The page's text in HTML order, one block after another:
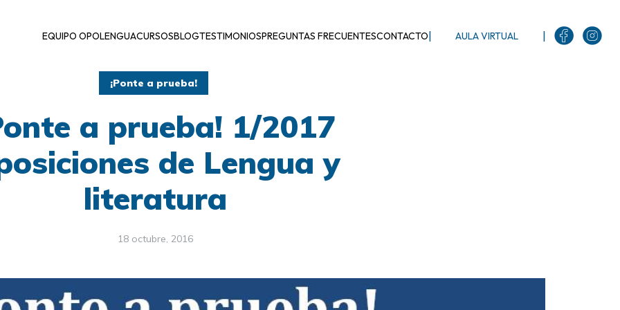
EQUIPO OPOLENGUACURSOSBLOGTESTIMONIOSPREGUNTAS FRECUENTESCONTACTO| AULA VIRTUAL |
¡Ponte a prueba!
a prueba! 1/2017
de Lengua y
literatura
18 octubre, 2016